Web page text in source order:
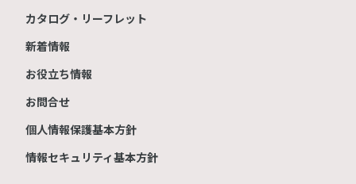
カタログ・リーフレット
新着情報
お役立ち情報
お問合せ
個人情報保護基本方針
情報セキュリティ基本方針